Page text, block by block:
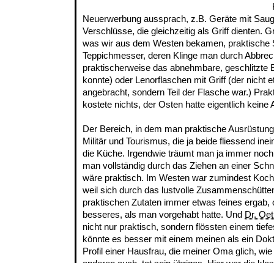
Neuerwerbung aussprach, z.B. Geräte mit
Verschlüsse, die gleichzeitig als Griff dienten.
was wir aus dem Westen bekamen, praktische
Teppichmesser, deren Klinge man durch
praktischerweise das abnehmbare, geschlitzte
konnte) oder Lenorflaschen mit Griff (der nicht
angebracht, sondern Teil der Flasche war.)
kostete nichts, der Osten hatte eigentlich keine
Der Bereich, in dem man praktische
Militär und Tourismus, die ja beide fliessend
die Küche. Irgendwie träumt man ja immer
man vollständig durch das Ziehen an einer
wäre praktisch. Im Westen war zumindest
weil sich durch das lustvolle
praktischen Zutaten immer etwas feines ergab,
besseres, als man vorgehabt hatte. Und Dr.
nicht nur praktisch, sondern flössten einem
könnte es besser mit einem meinen als ein
Profil einer Hausfrau, die meiner Oma glich,